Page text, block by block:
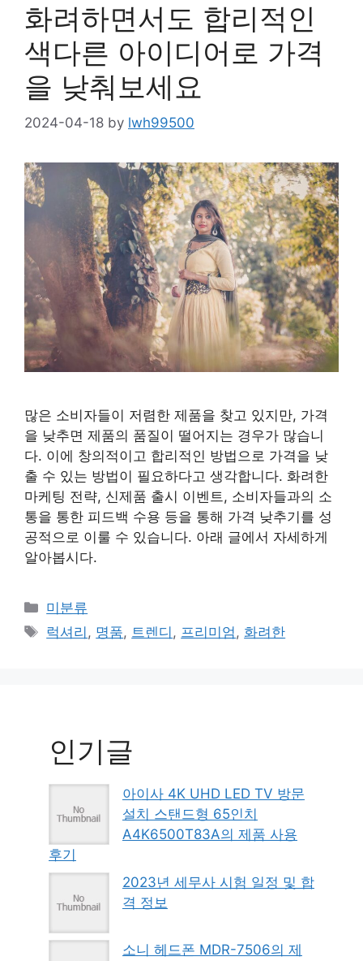
화려하면서도 합리적인
색다른 아이디어로 가격
을 낮춰보세요
2024-04-18 by lwh99500
많은 소비자들이 저렴한 제품을 찾고 있지만, 가격
을 낮추면 제품의 품질이 떨어지는 경우가 많습니
다. 이에 창의적이고 합리적인 방법으로 가격을 낮
출 수 있는 방법이 필요하다고 생각합니다. 화려한
마케팅 전략, 신제품 출시 이벤트, 소비자들과의 소
통을 통한 피드백 수용 등을 통해 가격 낮추기를 성
공적으로 이룰 수 있습니다. 아래 글에서 자세하게
알아봅시다.
Categories
미분류
Tags
럭셔리 , 명품, 트렌디 , 프리미엄, 화려한
인기글
아이사 4K UHD LED TV 방문
설치 스탠드형 65인치
A4K6500T83A의 제품 사용
후기
2023년 세무사 시험 일정 및 합
격 정보
소니 헤드폰 MDR-7506의 제